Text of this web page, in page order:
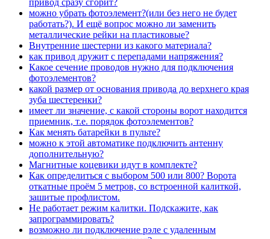
можно убрать фотоэлемент?(или без него не будет
работать?). И ещё вопрос можно ли заменить
металлические рейки на пластиковые?
Внутренние шестерни из какого материала?
как привод дружит с перепадами напряжения?
Какое сечение проводов нужно для подключения
фотоэлементов?
какой размер от основания привода до верхнего края
зуба шестеренки?
имеет ли значение, с какой стороны ворот находится
приемник, т.е. порядок фотоэлементов?
Как менять батарейки в пульте?
можно к этой автоматике подключить антенну
дополнительную?
Магнитные коцевики идут в комплекте?
Как определиться с выбором 500 или 800? Ворота
откатные проём 5 метров, со встроенной калиткой,
зашитые профлистом.
Не работает режим калитки. Подскажите, как
запрограммировать?
возможно ли подключение рэле с удаленным